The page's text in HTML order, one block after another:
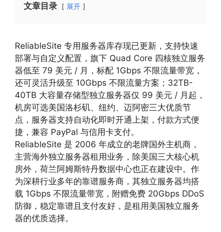
文章目录 展开
ReliableSite 专用服务器库存现已更新，支持快速
部署与自定义配置，旗下 Quad Core 四核独立服务
器低至 79 美元 / 月，标配 1Gbps 不限流量带宽，
还可灵活升级至 10Gbps 不限流量方案；32TB-
40TB 大容量存储型独立服务器仅 99 美元 / 月起，
机房可选美国洛杉矶、纽约、迈阿密三大优质节
点，服务器支持自动化即时开通上架，付款方式便
捷，兼容 PayPal 与信用卡支付。
ReliableSite 是 2006 年成立的老牌国外主机商，
主营海外独立服务器租用业务，除美国三大核心机
房外，荷兰阿姆斯特丹数据中心也正在建设中。作
为深耕行业多年的靠谱服务商，其独立服务器均搭
载 1Gbps 不限流量带宽，附赠免费 20Gbps DDoS
防御，稳定靠谱且支付友好，是租用美国独立服务
器的优质选择。